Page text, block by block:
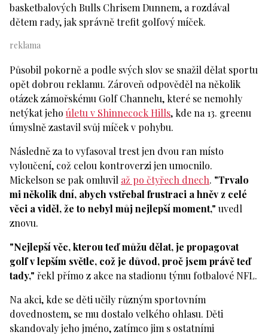
basketbalových Bulls Chrisem Dunnem, a rozdával
dětem rady, jak správně trefit golfový míček.
Působil pokorně a podle svých slov se snažil dělat sportu
opět dobrou reklamu. Zároveň odpověděl na několik
otázek zámořskému Golf Channelu, které se nemohly
netýkat jeho úletu v Shinnecock Hills, kde na 13. greenu
úmyslně zastavil svůj míček v pohybu.
Následně za to vyfasoval trest jen dvou ran místo
vyloučení, což celou kontroverzi jen umocnilo.
Mickelson se pak omluvil až po čtyřech dnech. "Trvalo
mi několik dní, abych vstřebal frustraci a hněv z celé
věci a viděl, že to nebyl můj nejlepší moment," uvedl
znovu.
"Nejlepší věc, kterou teď můžu dělat, je propagovat
golf v lepším světle, což je důvod, proč jsem právě teď
tady," řekl přímo z akce na stadionu týmu fotbalové NFL.
Na akci, kde se děti učily různým sportovním
dovednostem, se mu dostalo velkého ohlasu. Děti
skandovaly jeho jméno, zatímco jim s ostatními